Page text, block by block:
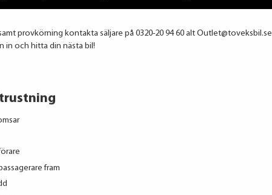
provkörning kontakta säljare på 0320-20 94 60 alt Outlet@toveksbil.se
in och hitta din nästa bil!
fram